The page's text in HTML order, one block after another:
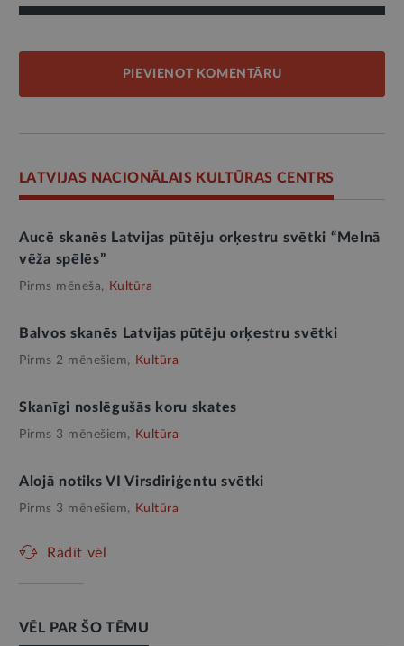
PIEVIENOT KOMENTĀRU
LATVIJAS NACIONĀLAIS KULTŪRAS CENTRS
Aucē skanēs Latvijas pūtēju orķestru svētki “Melnā
vēža spēlēs”
Pirms mēneša, Kultūra
Balvos skanēs Latvijas pūtēju orķestru svētki
Pirms 2 mēnešiem, Kultūra
Skanīgi noslēgušās koru skates
Pirms 3 mēnešiem, Kultūra
Alojā notiks VI Virsdiriģentu svētki
Pirms 3 mēnešiem, Kultūra
Rādīt vēl
VĒL PAR ŠO TĒMU